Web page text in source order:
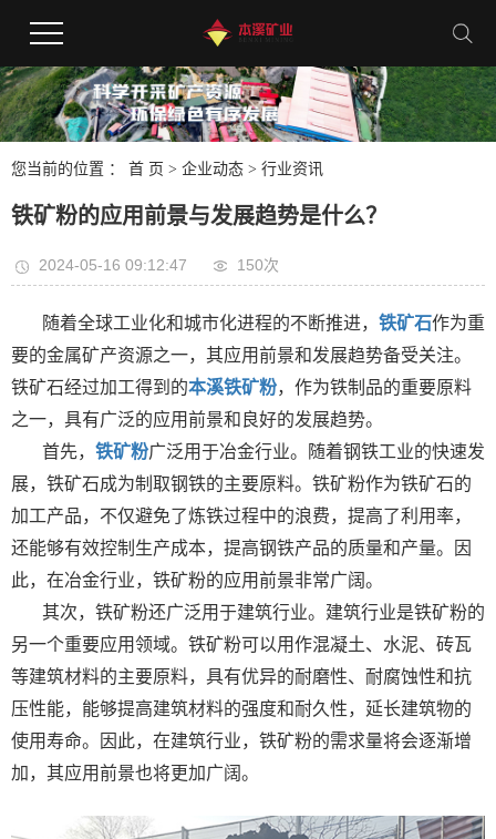
您当前的位置 ： 首 页 > 企业动态 > 行业资讯
铁矿粉的应用前景与发展趋势是什么？
2024-05-16 09:12:47 150次
随着全球工业化和城市化进程的不断推进， 铁矿石作为重
要的金属矿产资源之一，其应用前景和发展趋势备受关注。
铁矿石经过加工得到的本溪铁矿粉，作为铁制品的重要原料
之一，具有广泛的应用前景和良好的发展趋势。
首先， 铁矿粉广泛用于冶金行业。随着钢铁工业的快速发
展，铁矿石成为制取钢铁的主要原料。铁矿粉作为铁矿石的
加工产品，不仅避免了炼铁过程中的浪费，提高了利用率，
还能够有效控制生产成本，提高钢铁产品的质量和产量。因
此，在冶金行业，铁矿粉的应用前景非常广阔。
其次，铁矿粉还广泛用于建筑行业。建筑行业是铁矿粉的
另一个重要应用领域。铁矿粉可以用作混凝土、水泥、砖瓦
等建筑材料的主要原料，具有优异的耐磨性、耐腐蚀性和抗
压性能，能够提高建筑材料的强度和耐久性，延长建筑物的
使用寿命。因此，在建筑行业，铁矿粉的需求量将会逐渐增
加，其应用前景也将更加广阔。